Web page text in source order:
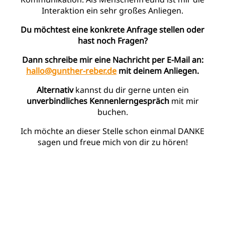
Interaktion ein sehr großes Anliegen.
Du möchtest eine konkrete Anfrage stellen oder
hast noch Fragen?
Dann schreibe mir eine Nachricht per E-Mail an:
hallo@gunther-reber.de mit deinem Anliegen.
Alternativkannst du dir gerne unten ein
unverbindliches Kennenlerngesprächmit mir
buchen.
Ich möchte an dieser Stelle schon einmal DANKE
sagen und freue mich von dir zu hören!